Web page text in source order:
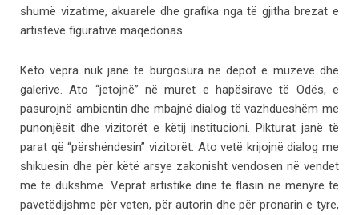
shumë vizatime, akuarele dhe grafika nga të gjitha brezat e
artistëve figurativë maqedonas.
Këto vepra nuk janë të burgosura në depot e muzeve dhe
galerive. Ato “jetojnë” në muret e hapësirave të Odës, e
pasurojnë ambientin dhe mbajnë dialog të vazhdueshëm me
punonjësit dhe vizitorët e këtij institucioni. Pikturat janë të
parat që “përshëndesin” vizitorët. Ato vetë krijojnë dialog me
shikuesin dhe për këtë arsye zakonisht vendosen në vendet
më të dukshme. Veprat artistike dinë të flasin në mënyrë të
pavetëdijshme për veten, për autorin dhe për pronarin e tyre,
Aleksandar Risteski
Kompozim, 1966 vaj mbi kanavacë (149x95)